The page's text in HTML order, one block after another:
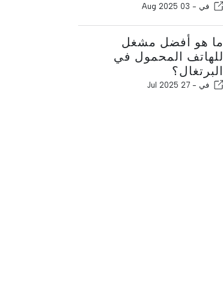
في - 03 Aug 2025
ما هو أفضل مشغل
للهاتف المحمول في
البرتغال؟
في - 27 Jul 2025